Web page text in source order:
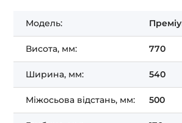
Модель:
Висота, мм: 770
Ширина, мм: 540
Міжосьова відстань, мм: 500